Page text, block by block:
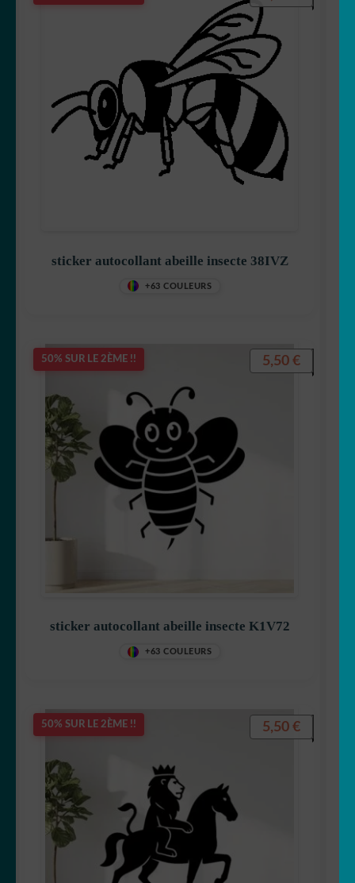
sticker autocollant abeille insecte 38IVZ
+63 COULEURS
50% SUR LE 2ÈME !!
sticker autocollant abeille insecte K1V72
+63 COULEURS
5,50 €
50% SUR LE 2ÈME !! 5,50 €